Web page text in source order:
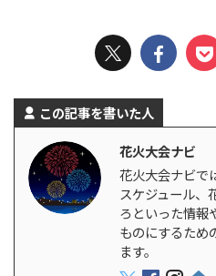
この記事を書いた人
花火大会ナビ
花火大会ナビで
スケジュール、
ろといった情報
ものにするため
ます。